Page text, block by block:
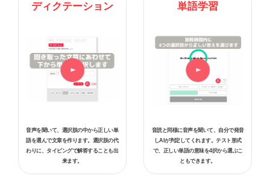
ディクテーション
音声を聞いて、選択肢の中から正しい単
語を選んで文章を作ります。選択肢の代
わりに、タイピングで解答することも出
来ます。
単語学習
音読と同様に音声を聞いて、自分で発音
しAIが判定してくれます。テスト形式
で、正しい単語の意味を4択から選ぶこ
ともできます。